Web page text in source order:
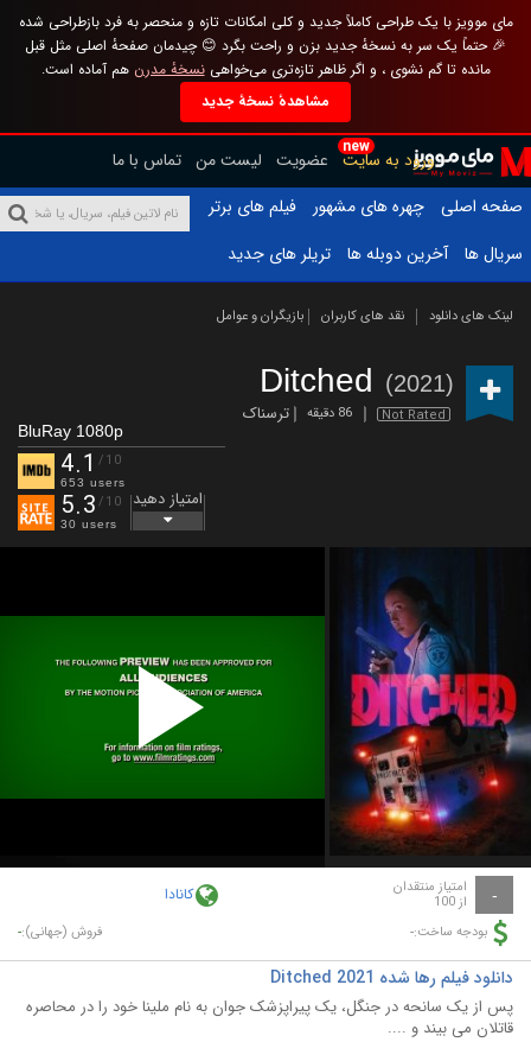
مای موویز با یک طراحی کاملاً جدید و کلی امکانات تازه و منحصر به فرد بازطراحی شده
🎉 حتماً یک سر به نسخهٔ جدید بزن و راحت بگرد 😊 چیدمان صفحهٔ اصلی مثل قبل
مانده تا گم نشوی ، و اگر ظاهر تازه‌تری می‌خواهینسخهٔ مدرن هم آماده است.
مشاهدهٔ نسخهٔ جدید
new
ورود به سایت عضویت لیست من تماس با ما
صفحه اصلی
چهره های مشهور
فیلم های برتر
سریال ها
آخرین دوبله ها تریلر های جدید
لینک های دانلود نقد های کاربران بازیگران و عوامل
Ditched (2021)
Not Rated 86 دقیقه ترسناک
BluRay 1080p
4.1 /10
653 users
5.3 /10
30 users
امتیاز دهید
Play
Video
- امتیاز منتقدان
از 100 کانادا
بودجه ساخت:- فروش (جهانی):-
دانلود فیلم رها شده Ditched 2021
پس از یک سانحه در جنگل، یک پیراپزشک جوان به نام ملینا خود را در محاصره
قاتلان می بیند و ....